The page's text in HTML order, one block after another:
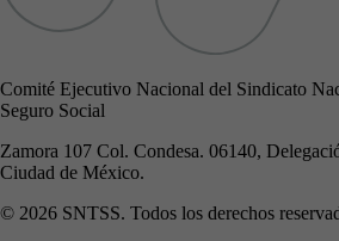
Comité Ejecutivo Nacional del Sindicato
Seguro Social
Zamora 107 Col. Condesa. 06140,
Ciudad de México.
© 2026 SNTSS. Todos los derechos